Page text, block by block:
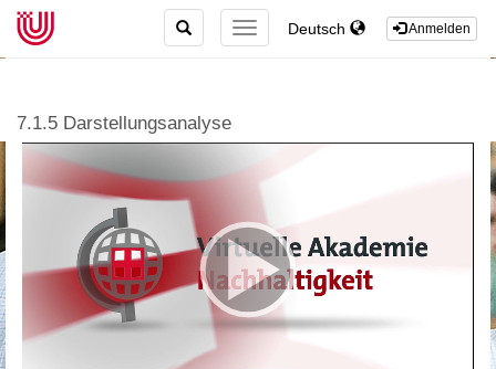
Anmelden
Deutsch
TOGGLE
NAVIGATION
TOGGLE
SEARCH
7.1.5 Darstellungsanalyse